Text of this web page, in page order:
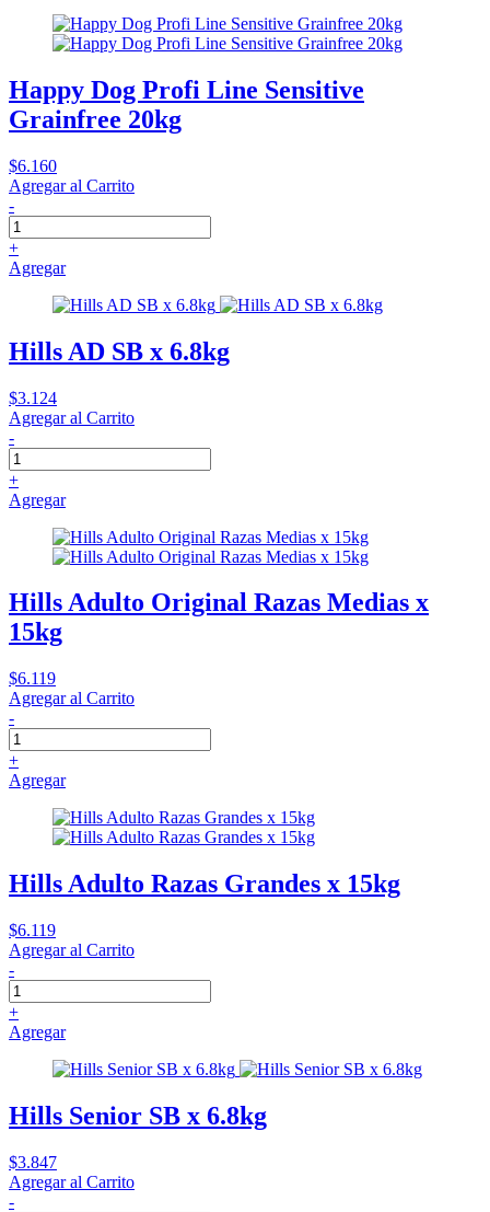
Happy Dog Profi Line Sensitive
Grainfree 20kg
$6.160
Agregar al Carrito
-
+
Agregar
Hills AD SB x 6.8kg
$3.124
Agregar al Carrito
-
+
Agregar
Hills Adulto Original Razas Medias x
15kg
$6.119
Agregar al Carrito
-
+
Agregar
Hills Adulto Razas Grandes x 15kg
$6.119
Agregar al Carrito
-
+
Agregar
Hills Senior SB x 6.8kg
$3.847
Agregar al Carrito
-